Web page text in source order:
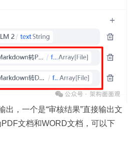
出，一个是“审核结果”直接输出文
文档和WORD文档，可以下